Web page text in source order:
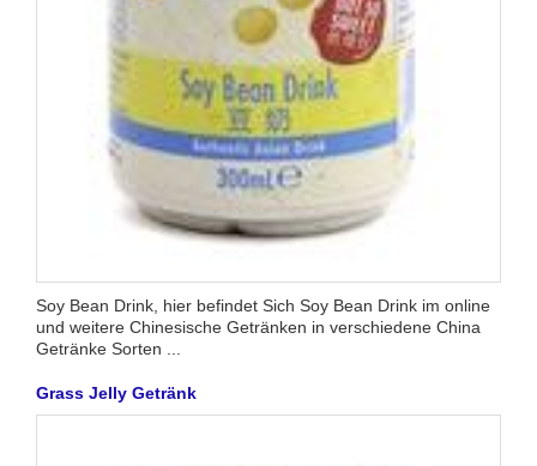
Soy Bean Drink, hier befindet Sich Soy Bean Drink im online
und weitere Chinesische Getränken in verschiedene China
Getränke Sorten ...
Grass Jelly Getränk